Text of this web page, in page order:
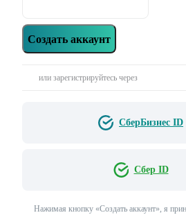
Создать аккаунт
или зарегистрируйтесь через
СберБизнес ID
Сбер ID
Нажимая кнопку «‎Создать аккаунт»‎, я